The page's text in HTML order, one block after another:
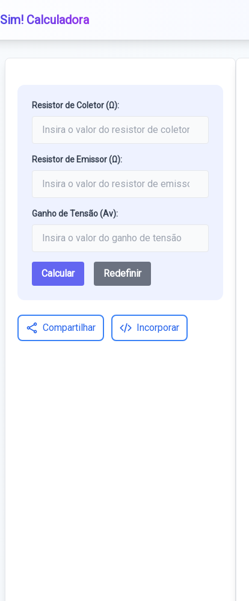
Sim! Calculadora
Resistor de Coletor (Ω):
Resistor de Emissor (Ω):
Ganho de Tensão (Av):
Calcular Redefinir
Compartilhar Incorporar